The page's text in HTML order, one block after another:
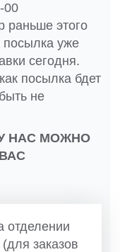
00
раньше этого
посылка уже
сегодня.
посылка бдет
не
НАС МОЖНО
отделении
заказов